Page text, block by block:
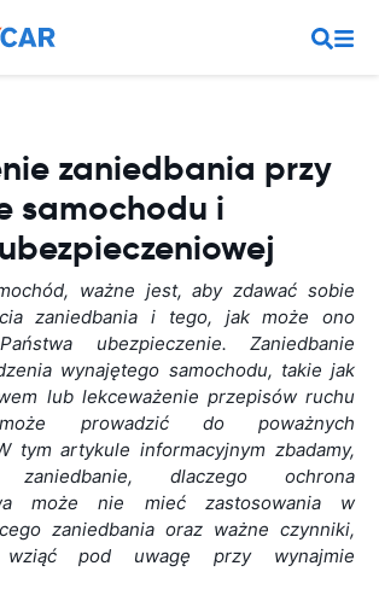
zaniedbania przy
samochodu i
ważne jest, aby zdawać sobie
zaniedbania i tego, jak może ono
ubezpieczenie. Zaniedbanie
wynajętego samochodu, takie jak
lub lekceważenie przepisów ruchu
prowadzić do poważnych
tym artykule informacyjnym zbadamy,
dlaczego ochrona
może nie mieć zastosowania w
zaniedbania oraz ważne czynniki,
pod uwagę przy wynajmie